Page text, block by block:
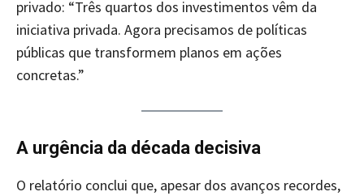
privado: “Três quartos dos investimentos vêm da
iniciativa privada. Agora precisamos de políticas
públicas que transformem planos em ações
concretas.”
A urgência da década decisiva
O relatório conclui que, apesar dos avanços recordes,